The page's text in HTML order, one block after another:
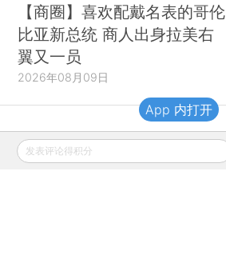
【商圈】喜欢配戴名表的哥伦
比亚新总统 商人出身拉美右
翼又一员
2026年08月09日
财新移动
发表评论得积分
App 内打开